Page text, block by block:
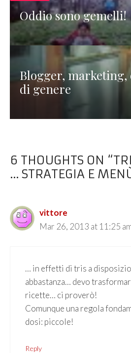
Oddio sono gemelli!
Blogger, marketing,
di genere
6 THOUGHTS ON
… STRATEGIA E
vittore
Mar 26, 2013 at 11:25
… in effetti di tris a
abbastanza… devo
ricette… ci proverò!
Comunque una regola
dosi: piccole!
Reply